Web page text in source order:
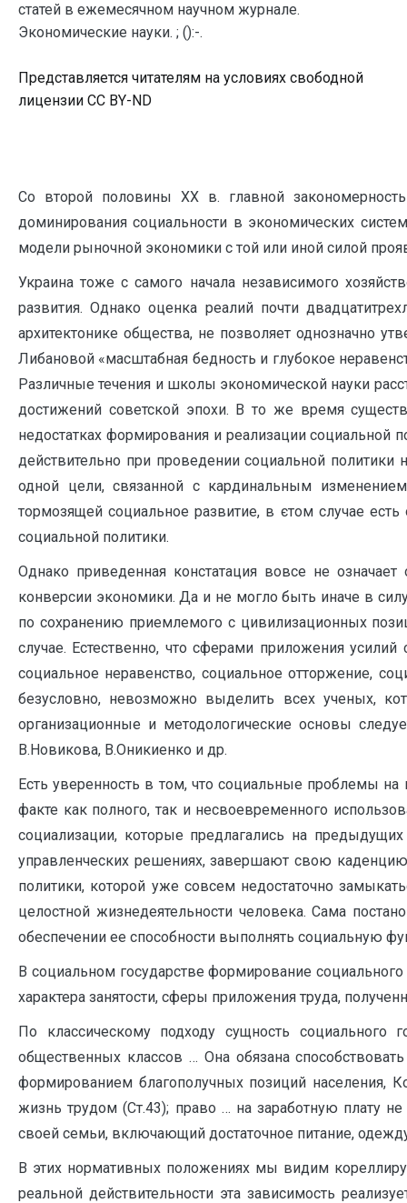
статей в ежемесячном научном журнале.
Экономические науки. ; ():-.
Представляется читателям на условиях свободной
лицензии CC BY-ND
Со второй половины ХХ в. главной
доминирования социальности в экономических
модели рыночной экономики с той или иной силой
Украина тоже с самого начала независимого
развития. Однако оценка реалий почти
архитектонике общества, не позволяет однозначно
Либановой «масштабная бедность и глубокое
Различные течения и школы экономической науки
достижений советской эпохи. В то же время
недостатках формирования и реализации социальной
действительно при проведении социальной
одной цели, связанной с кардинальным
тормозящей социальное развитие, в єтом случае
социальной политики.
Однако приведенная констатация вовсе не
конверсии экономики. Да и не могло быть иначе в
по сохранению приемлемого с цивилизационных
случае. Естественно, что сферами приложения
социальное неравенство, социальное отторжение,
безусловно, невозможно выделить всех ученых,
организационные и методологические основы
В.Новикова, В.Оникиенко и др.
Есть уверенность в том, что социальные проблемы
факте как полного, так и несвоевременного
социализации, которые предлагались на
управленческих решениях, завершают свою
политики, которой уже совсем недостаточно
целостной жизнедеятельности человека. Сама
обеспечении ее способности выполнять социальную
В социальном государстве формирование социального
характера занятости, сферы приложения труда,
По классическому подходу сущность социального
общественных классов … Она обязана
формированием благополучных позиций населения,
жизнь трудом (Ст.43); право … на заработную плату
своей семьи, включающий достаточное питание,
В этих нормативных положениях мы видим
реальной действительности эта зависимость